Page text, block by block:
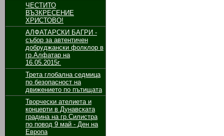
ЧЕСТИТО
ВЪЗКРЕСЕНИЕ
ХРИСТОВО!
АЛФАТАРСКИ БАГРИ -
събор за автентичен
добруджански фолклор в
гр.Алфатар на
16.05.2015г.
Трета глобална седмица
по безопасност на
движението по пътищата
Творчески ателиета и
концерти в Дунавската
градина на гр.Силистра
по повод 9 май - Ден на
Европа